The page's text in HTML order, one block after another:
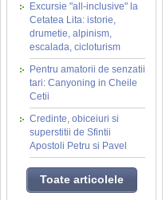
Excursie "all-inclusive" la
Cetatea Lita: istorie,
drumetie, alpinism,
escalada, cicloturism
Pentru amatorii de senzatii
tari: Canyoning in Cheile
Cetii
Credinte, obiceiuri si
superstitii de Sfintii
Apostoli Petru si Pavel
Toate articolele